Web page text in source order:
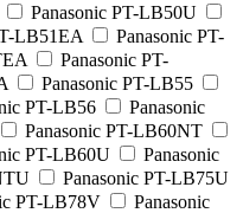
Panasonic PT-LB50U
LB51EA
Panasonic PT-
Panasonic PT-
Panasonic PT-LB55
PT-LB56
Panasonic
Panasonic PT-LB60NT
PT-LB60U
Panasonic
Panasonic PT-LB75U
PT-LB78V
Panasonic